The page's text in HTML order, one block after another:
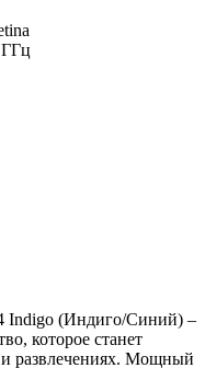
Indigo (Индиго/Синий) –
которое станет
развлечениях. Мощный